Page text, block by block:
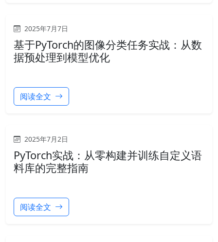
2025年7月7日
基于PyTorch的图像分类任务实战：从数
据预处理到模型优化
阅读全文
2025年7月2日
PyTorch实战：从零构建并训练自定义语
料库的完整指南
阅读全文